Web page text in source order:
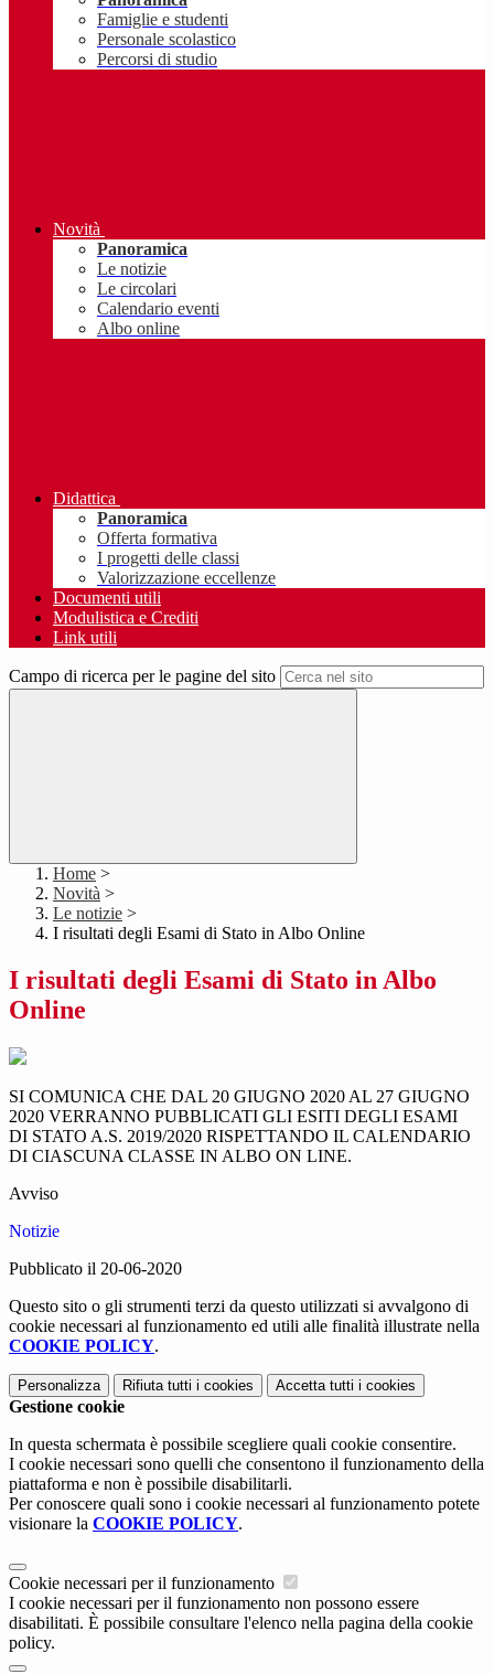
Famiglie e studenti
Personale scolastico
Percorsi di studio
Novità
Panoramica
Le notizie
Le circolari
Calendario eventi
Albo online
Didattica
Panoramica
Offerta formativa
I progetti delle classi
Valorizzazione eccellenze
Documenti utili
Modulistica e Crediti
Link utili
Campo di ricerca per le pagine del sito
Home >
Novità >
Le notizie >
I risultati degli Esami di Stato in Albo Online
I risultati degli Esami di Stato in Albo
Online
SI COMUNICA CHE DAL 20 GIUGNO 2020 AL 27 GIUGNO
2020 VERRANNO PUBBLICATI GLI ESITI DEGLI ESAMI
DI STATO A.S. 2019/2020 RISPETTANDO IL CALENDARIO
DI CIASCUNA CLASSE IN ALBO ON LINE.
Avviso
Notizie
Pubblicato il 20-06-2020
Questo sito o gli strumenti terzi da questo utilizzati si avvalgono di
cookie necessari al funzionamento ed utili alle finalità illustrate nella
COOKIE POLICY.
Personalizza Rifiuta tutti i cookies Accetta tutti i cookies
Gestione cookie
In questa schermata è possibile scegliere quali cookie consentire.
I cookie necessari sono quelli che consentono il funzionamento della
piattaforma e non è possibile disabilitarli.
Per conoscere quali sono i cookie necessari al funzionamento potete
visionare la COOKIE POLICY.
Cookie necessari per il funzionamento
I cookie necessari per il funzionamento non possono essere
disabilitati. È possibile consultare l'elenco nella pagina della cookie
policy.